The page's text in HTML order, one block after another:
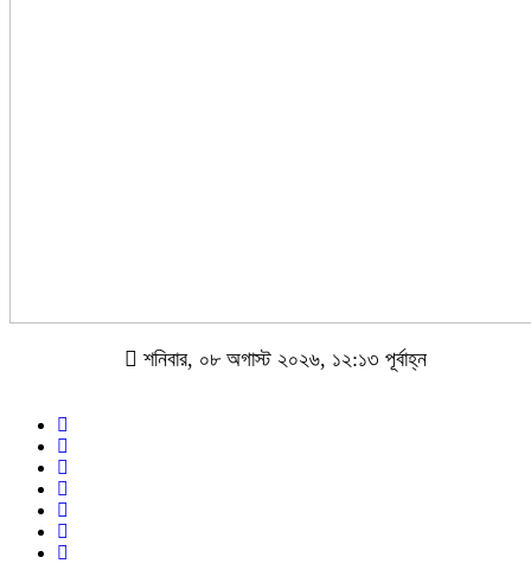
শনিবার, ০৮ অগাস্ট ২০২৬, ১২:১৩ পূর্বাহ্ন